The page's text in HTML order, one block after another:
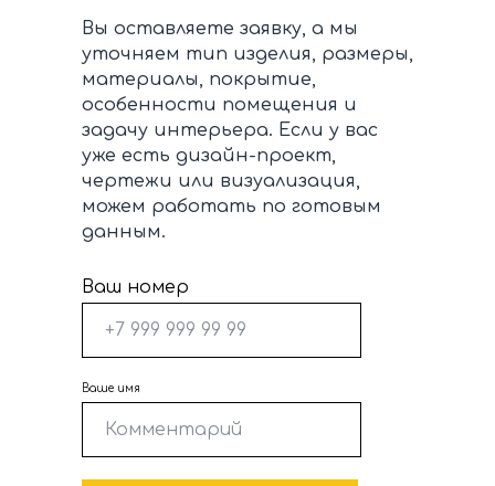
Вы оставляете заявку, а мы
уточняем тип изделия, размеры,
материалы, покрытие,
особенности помещения и
задачу интерьера. Если у вас
уже есть дизайн-проект,
чертежи или визуализация,
можем работать по готовым
данным.
Ваш номер
Ваше имя